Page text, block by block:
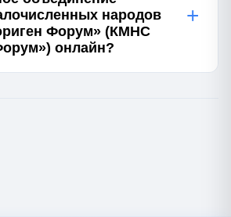
народов
Форум» (КМНС
онлайн?
+